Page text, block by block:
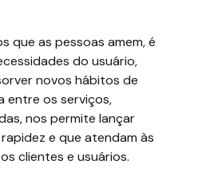
que as pessoas amem, é
do usuário,
novos hábitos de
entre os serviços,
nos permite lançar
e que atendam às
clientes e usuários.